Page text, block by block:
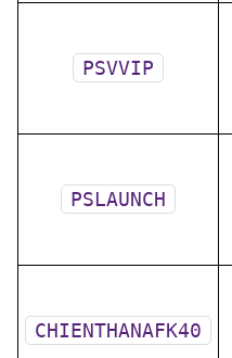
PSVVIP
PSLAUNCH
CHIENTHANAFK40